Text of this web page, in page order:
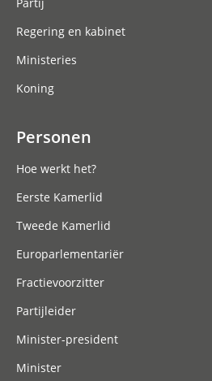
Regering en kabinet
Ministeries
Koning
Personen
Hoe werkt het?
Eerste Kamerlid
Tweede Kamerlid
Europarlementariër
Fractievoorzitter
Partijleider
Minister-president
Minister